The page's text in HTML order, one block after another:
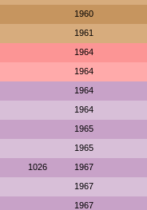
1960
1961
1964
1964
1964
1964
1965
1965
1026 1967
1967
1967